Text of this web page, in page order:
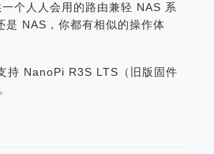
个人人会用的路由兼轻 NAS 系
是 NAS，你都有相似的操作体
持 NanoPi R3S LTS（旧版固件